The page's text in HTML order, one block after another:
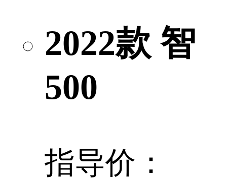
2022款 智
500
指导价：